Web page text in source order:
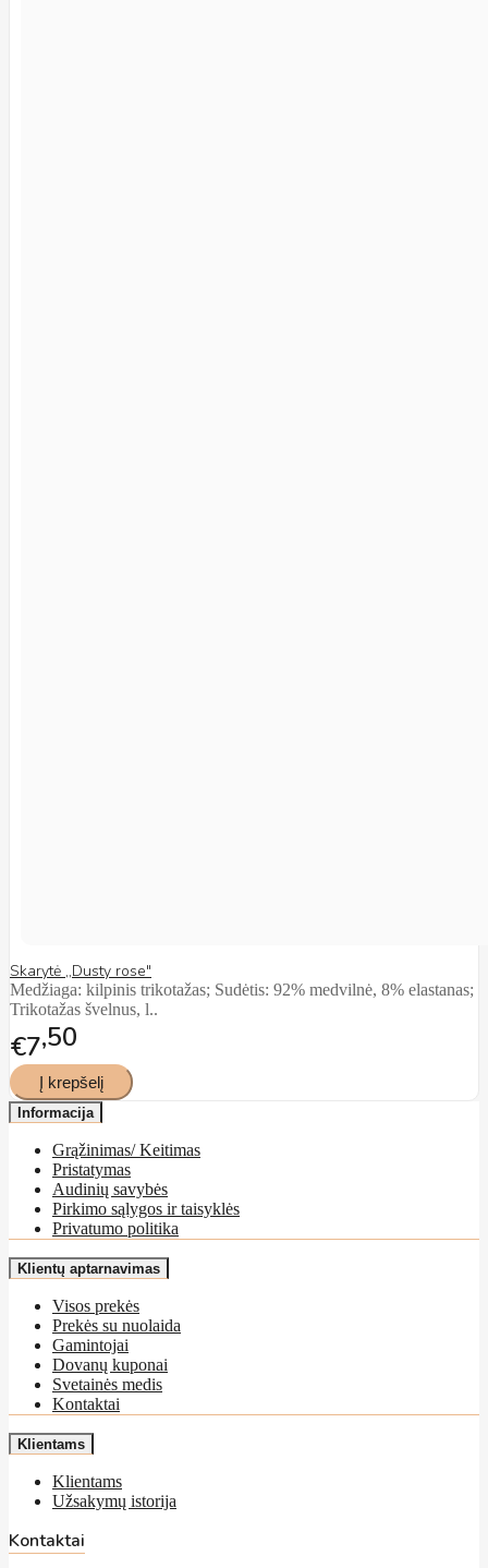
Skarytė ,,Dusty rose"
Medžiaga: kilpinis trikotažas; Sudėtis: 92% medvilnė, 8% elastanas;
Trikotažas švelnus, l..
€7 50
Informacija
Grąžinimas/ Keitimas
Pristatymas
Audinių savybės
Pirkimo sąlygos ir taisyklės
Privatumo politika
Klientų aptarnavimas
Visos prekės
Prekės su nuolaida
Gamintojai
Dovanų kuponai
Svetainės medis
Kontaktai
Klientams
Klientams
Užsakymų istorija
Kontaktai